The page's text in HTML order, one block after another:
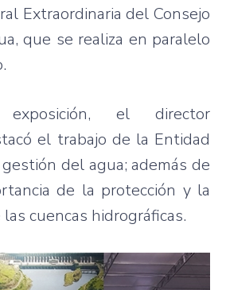
Extraordinaria del Consejo
que se realiza en paralelo
el director
el trabajo de la Entidad
del agua; además de
de la protección y la
cuencas hidrográficas.